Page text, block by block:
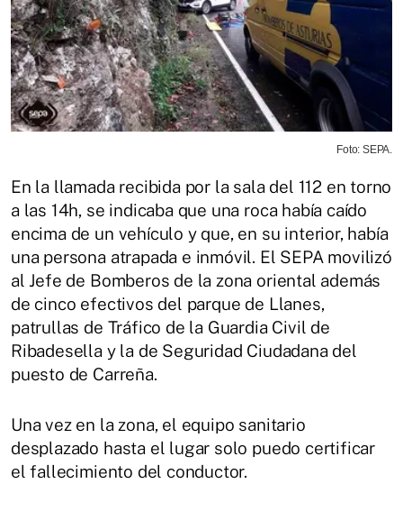
Foto: SEPA.
En la llamada recibida por la sala del 112 en torno
a las 14h, se indicaba que una roca había caído
encima de un vehículo y que, en su interior, había
una persona atrapada e inmóvil. El SEPA movilizó
al Jefe de Bomberos de la zona oriental además
de cinco efectivos del parque de Llanes,
patrullas de Tráfico de la Guardia Civil de
Ribadesella y la de Seguridad Ciudadana del
puesto de Carreña.
Una vez en la zona, el equipo sanitario
desplazado hasta el lugar solo puedo certificar
el fallecimiento del conductor.